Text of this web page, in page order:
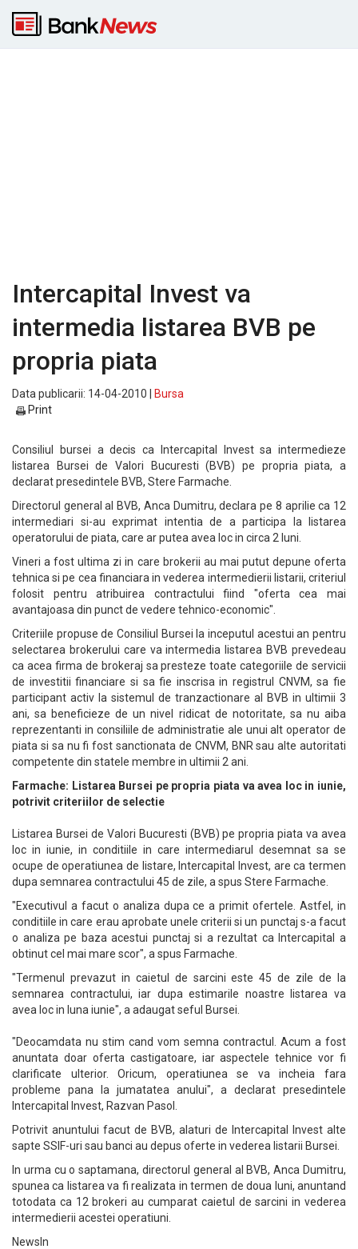
Intercapital Invest va
intermedia listarea BVB pe
propria piata
Data publicarii: 14-04-2010 |
Bursa
Print
Consiliul bursei a decis ca Intercapital Invest sa intermedieze
listarea Bursei de Valori Bucuresti (BVB) pe propria piata, a
declarat presedintele BVB, Stere Farmache.
Directorul general al BVB, Anca Dumitru, declara pe 8 aprilie ca 12
intermediari si-au exprimat intentia de a participa la listarea
operatorului de piata, care ar putea avea loc in circa 2 luni.
Vineri a fost ultima zi in care brokerii au mai putut depune oferta
tehnica si pe cea financiara in vederea intermedierii listarii, criteriul
folosit pentru atribuirea contractului fiind "oferta cea mai
avantajoasa din punct de vedere tehnico-economic".
Criteriile propuse de Consiliul Bursei la inceputul acestui an pentru
selectarea brokerului care va intermedia listarea BVB prevedeau
ca acea firma de brokeraj sa presteze toate categoriile de servicii
de investitii financiare si sa fie inscrisa in registrul CNVM, sa fie
participant activ la sistemul de tranzactionare al BVB in ultimii 3
ani, sa beneficieze de un nivel ridicat de notoritate, sa nu aiba
reprezentanti in consiliile de administratie ale unui alt operator de
piata si sa nu fi fost sanctionata de CNVM, BNR sau alte autoritati
competente din statele membre in ultimii 2 ani.
Farmache: Listarea Bursei pe propria piata va avea loc in iunie,
potrivit criteriilor de selectie
Listarea Bursei de Valori Bucuresti (BVB) pe propria piata va avea
loc in iunie, in conditiile in care intermediarul desemnat sa se
ocupe de operatiunea de listare, Intercapital Invest, are ca termen
dupa semnarea contractului 45 de zile, a spus Stere Farmache.
"Executivul a facut o analiza dupa ce a primit ofertele. Astfel, in
conditiile in care erau aprobate unele criterii si un punctaj s-a facut
o analiza pe baza acestui punctaj si a rezultat ca Intercapital a
obtinut cel mai mare scor", a spus Farmache.
"Termenul prevazut in caietul de sarcini este 45 de zile de la
semnarea contractului, iar dupa estimarile noastre listarea va
avea loc in luna iunie", a adaugat seful Bursei.
"Deocamdata nu stim cand vom semna contractul. Acum a fost
anuntata doar oferta castigatoare, iar aspectele tehnice vor fi
clarificate ulterior. Oricum, operatiunea se va incheia fara
probleme pana la jumatatea anului", a declarat presedintele
Intercapital Invest, Razvan Pasol.
Potrivit anuntului facut de BVB, alaturi de Intercapital Invest alte
sapte SSIF-uri sau banci au depus oferte in vederea listarii Bursei.
In urma cu o saptamana, directorul general al BVB, Anca Dumitru,
spunea ca listarea va fi realizata in termen de doua luni, anuntand
totodata ca 12 brokeri au cumparat caietul de sarcini in vederea
intermedierii acestei operatiuni.
NewsIn